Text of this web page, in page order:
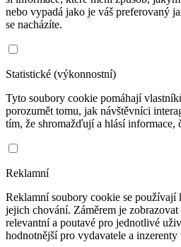
nebo vypadá jako je váš preferovaný
se nacházíte.
Statistické (výkonnostní)
Tyto soubory cookie pomáhají
porozumět tomu, jak návštěvníci
tím, že shromažďují a hlásí informace,
Reklamní
Reklamní soubory cookie se používají
jejich chování. Záměrem je
relevantní a poutavé pro jednotlivé
hodnotnější pro vydavatele a inzerenty